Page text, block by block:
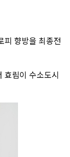
피 향방을 최종전
효림이 수소도시